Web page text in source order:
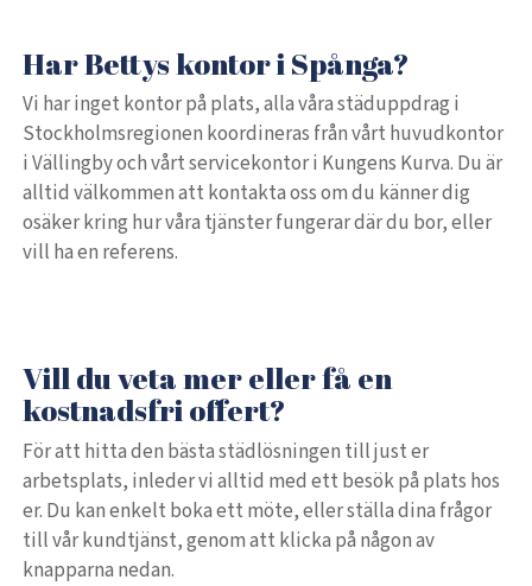
Har Bettys kontor i Spånga?
Vi har inget kontor på plats, alla våra städuppdrag i
Stockholmsregionen koordineras från vårt huvudkontor
i Vällingby och vårt servicekontor i Kungens Kurva. Du är
alltid välkommen att kontakta oss om du känner dig
osäker kring hur våra tjänster fungerar där du bor, eller
vill ha en referens.
Vill du veta mer eller få en
kostnadsfri offert?
För att hitta den bästa städlösningen till just er
arbetsplats, inleder vi alltid med ett besök på plats hos
er. Du kan enkelt boka ett möte, eller ställa dina frågor
till vår kundtjänst, genom att klicka på någon av
knapparna nedan.